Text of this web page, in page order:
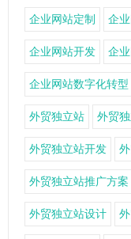
企业网站定制 企
企业网站开发 企
企业网站数字化转型
外贸独立站 外贸
外贸独立站开发
外贸独立站推广方案
外贸独立站设计